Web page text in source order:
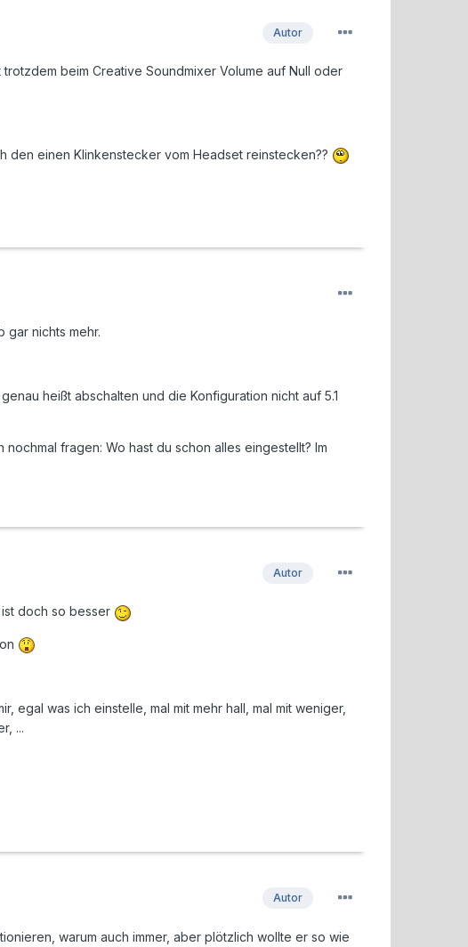
Autor
beim Creative Soundmixer Volume auf Null oder
einen Klinkenstecker vom Headset reinstecken??
gar nichts mehr.
heißt abschalten und die Konfiguration nicht auf 5.1
fragen: Wo hast du schon alles eingestellt? Im
Autor
doch so besser
was ich einstelle, mal mit mehr hall, mal mit weniger,
...
Autor
warum auch immer, aber plötzlich wollte er so wie